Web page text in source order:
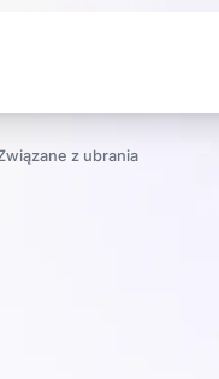
Związane z ubrania